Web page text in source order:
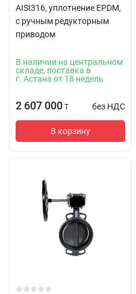
AISI316, уплотнение EPDM,
с ручным редукторным
приводом
В наличии на центральном
складе, поставка в
г. Астана от 18 недель
2 607 000 T без НДС
В корзину